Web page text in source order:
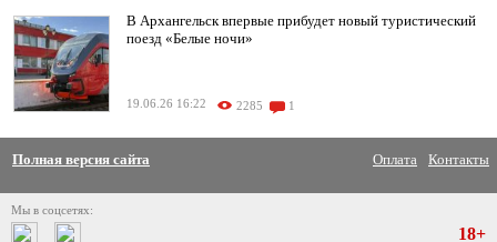
В Архангельск впервые прибудет новый туристический
поезд «Белые ночи»
19.06.26 16:22 2285 1
Полная версия сайта Оплата Контакты
Мы в соцсетях:
18+